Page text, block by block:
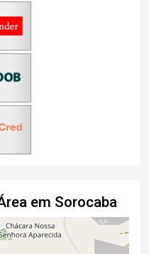
em Sorocaba